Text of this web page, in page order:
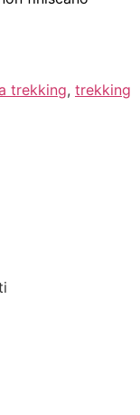
trekking, trekking